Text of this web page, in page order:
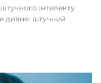
інтелекту
дивне: штучний